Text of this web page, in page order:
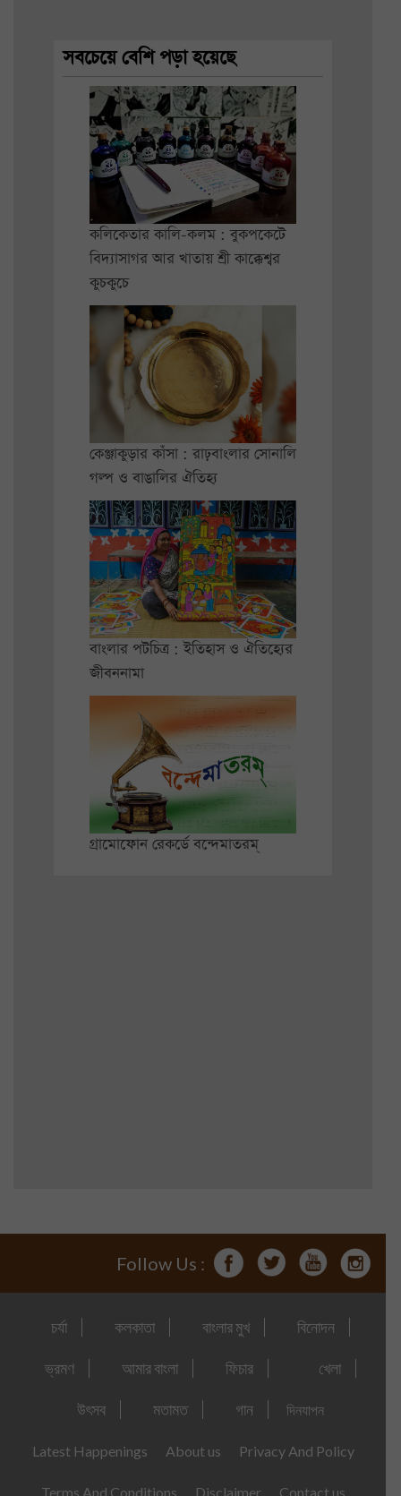
সবচেয়ে বেশি পড়া হয়েছে
কলিকেতার কালি-কলম : বুকপকেটে
বিদ্যাসাগর আর খাতায় শ্রী কাক্কেশ্বর
কুচকুচে
কেঞ্জাকুড়ার কাঁসা : রাঢ়বাংলার সোনালি
গল্প ও বাঙালির ঐতিহ্য
বাংলার পটচিত্র : ইতিহাস ও ঐতিহ্যের
জীবননামা
গ্রামোফোন রেকর্ডে বন্দেমাতরম্
Follow Us :
চর্যা কলকাতা বাংলার মুখ বিনোদন
ভ্রমণ আমার বাংলা ফিচার খেলা
উৎসব মতামত গান দিনযাপন
Latest Happenings About us Privacy And Policy
Terms And Conditions Disclaimer Contact us